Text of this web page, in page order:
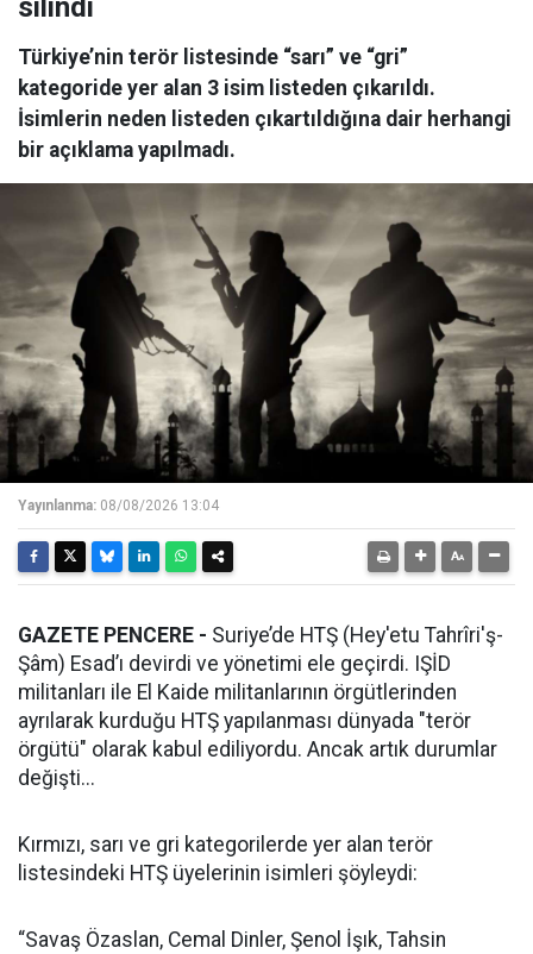
silindi
Türkiye’nin terör listesinde “sarı” ve “gri”
kategoride yer alan 3 isim listeden çıkarıldı.
İsimlerin neden listeden çıkartıldığına dair herhangi
bir açıklama yapılmadı.
Yayınlanma: 08/08/2026 13:04
GAZETE PENCERE - Suriye’de HTŞ (Hey'etu Tahrîri'ş-
Şâm) Esad’ı devirdi ve yönetimi ele geçirdi. IŞİD
militanları ile El Kaide militanlarının örgütlerinden
ayrılarak kurduğu HTŞ yapılanması dünyada "terör
örgütü" olarak kabul ediliyordu. Ancak artık durumlar
değişti...
Kırmızı, sarı ve gri kategorilerde yer alan terör
listesindeki HTŞ üyelerinin isimleri şöyleydi:
“Savaş Özaslan, Cemal Dinler, Şenol İşık, Tahsin